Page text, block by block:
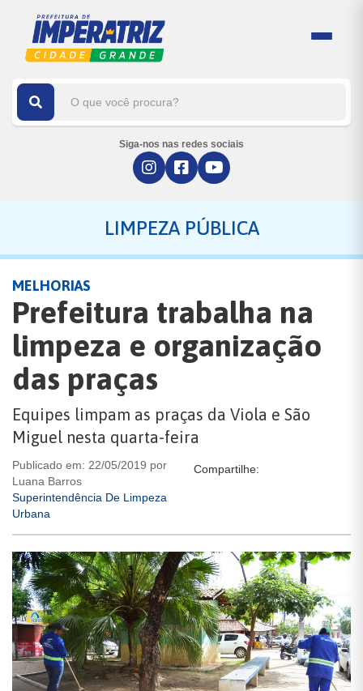
Siga-nos nas redes sociais
LIMPEZA PÚBLICA
MELHORIAS
Prefeitura trabalha na
limpeza e organização
das praças
Equipes limpam as praças da Viola e São
Miguel nesta quarta-feira
Publicado em: 22/05/2019 por
Luana Barros
Superintendência De Limpeza
Urbana
Compartilhe: